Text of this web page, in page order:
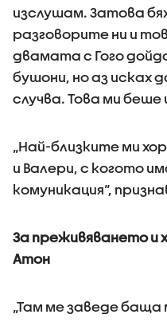
изслушам. Затова
разговорите ни и
двамата с Гого
бушони, но аз исках
случва. Това ми
„Най-близките ми
и Валери, с когото
комуникация“,
За преживяването и
Атон
„Там ме заведе баща